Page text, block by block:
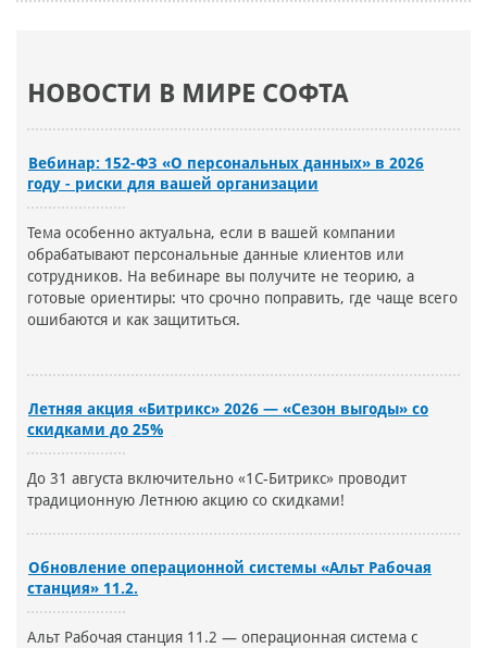
НОВОСТИ В МИРЕ СОФТА
Вебинар: 152-ФЗ «О персональных данных» в 2026
году - риски для вашей организации
Тема особенно актуальна, если в вашей компании
обрабатывают персональные данные клиентов или
сотрудников. На вебинаре вы получите не теорию, а
готовые ориентиры: что срочно поправить, где чаще всего
ошибаются и как защититься.
Летняя акция «Битрикс» 2026 — «Сезон выгоды» со
скидками до 25%
До 31 августа включительно «1С-Битрикс» проводит
традиционную Летнюю акцию со скидками!
Обновление операционной системы «Альт Рабочая
станция» 11.2.
Альт Рабочая станция 11.2 — операционная система с